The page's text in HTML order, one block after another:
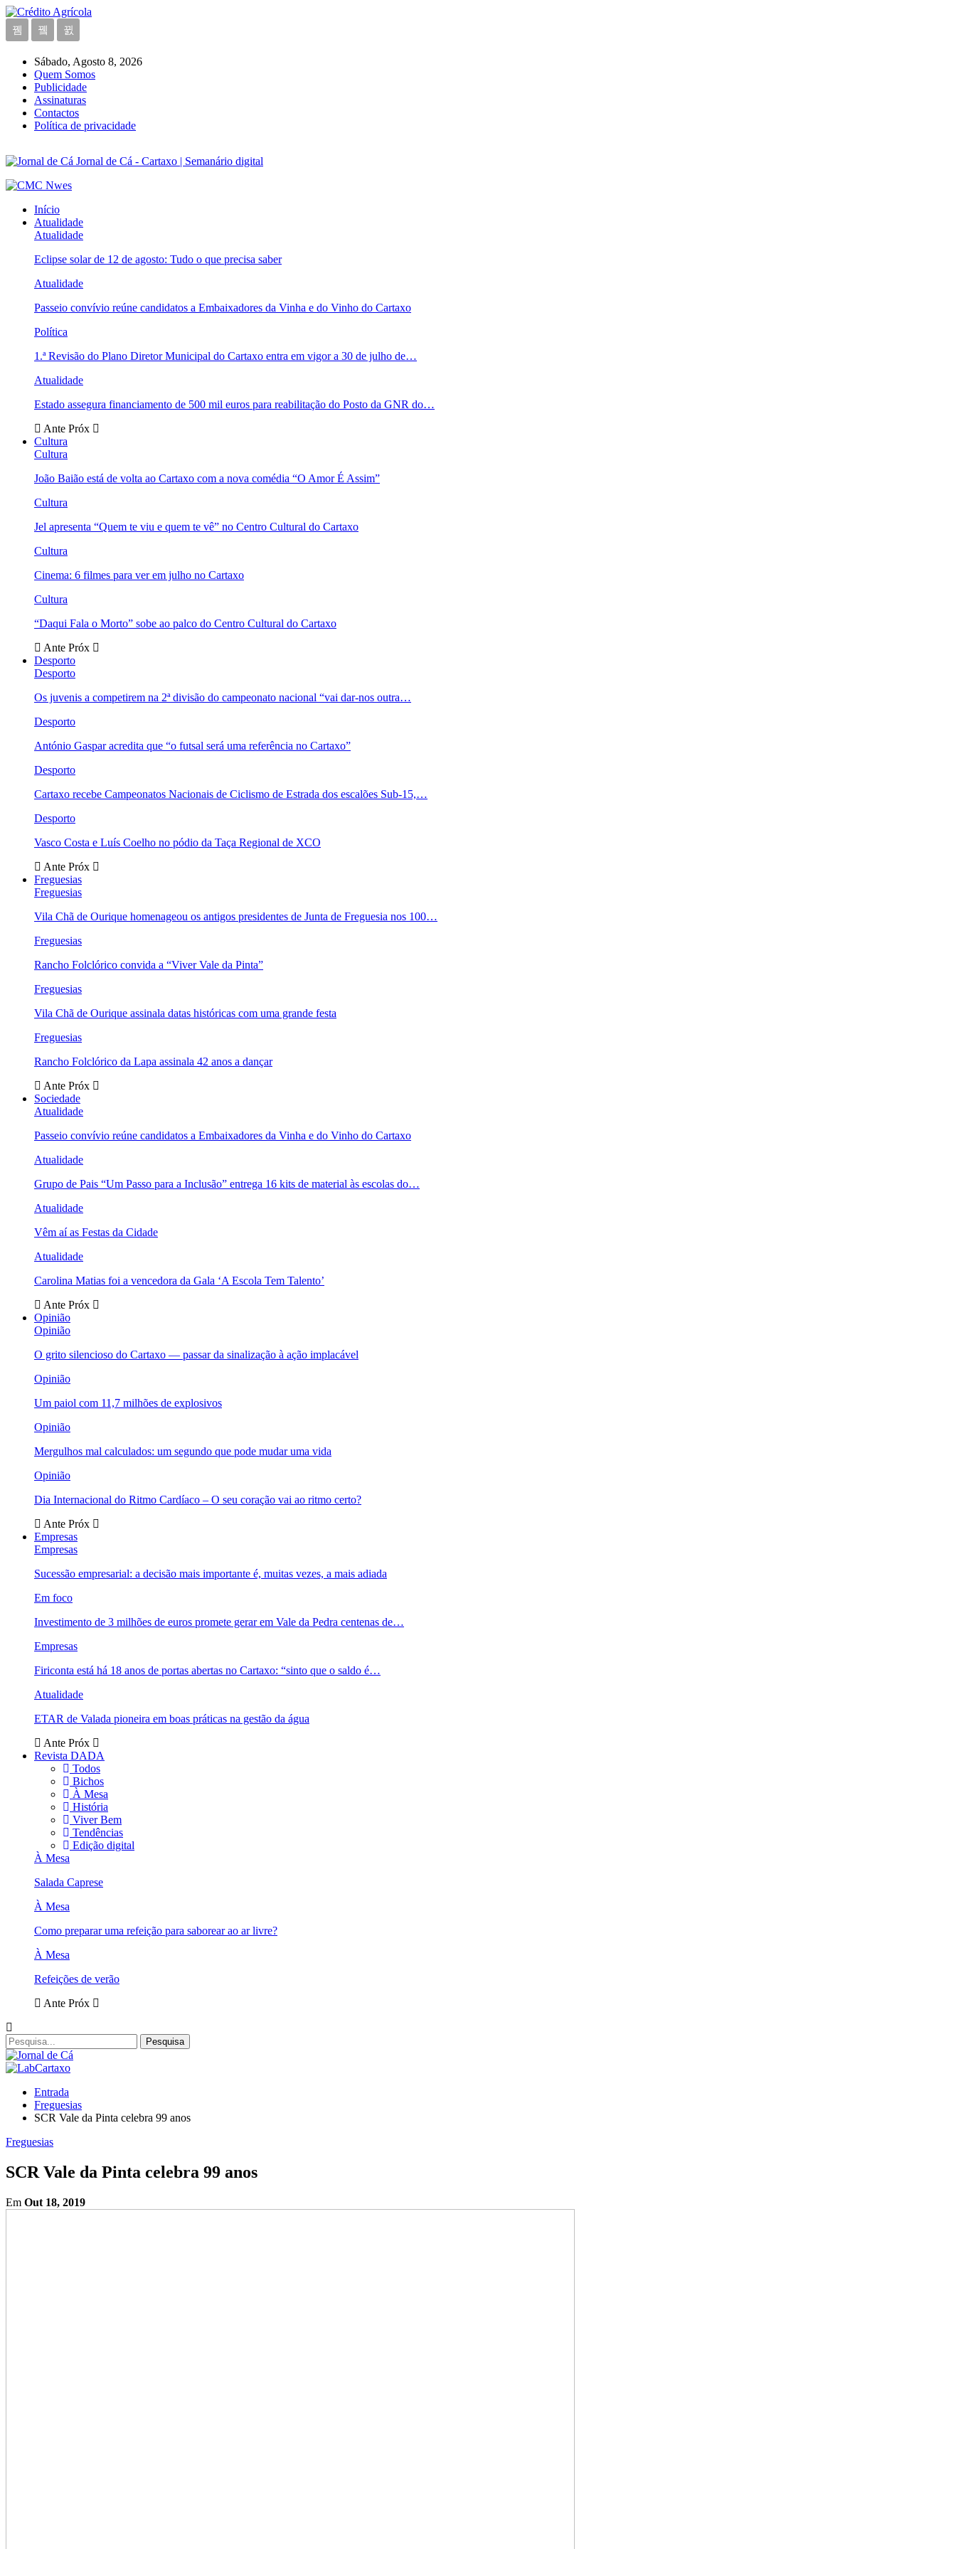
Sábado, Agosto 8, 2026
Quem Somos
Publicidade
Assinaturas
Contactos
Política de privacidade
Jornal de Cá - Cartaxo | Semanário digital
Início
Atualidade
Atualidade
Eclipse solar de 12 de agosto: Tudo o que precisa saber
Atualidade
Passeio convívio reúne candidatos a Embaixadores da Vinha e do Vinho do Cartaxo
Política
1.ª Revisão do Plano Diretor Municipal do Cartaxo entra em vigor a 30 de julho de…
Atualidade
Estado assegura financiamento de 500 mil euros para reabilitação do Posto da GNR do…
Ante Próx
Cultura
Cultura
João Baião está de volta ao Cartaxo com a nova comédia “O Amor É Assim”
Cultura
Jel apresenta “Quem te viu e quem te vê” no Centro Cultural do Cartaxo
Cultura
Cinema: 6 filmes para ver em julho no Cartaxo
Cultura
“Daqui Fala o Morto” sobe ao palco do Centro Cultural do Cartaxo
Ante Próx
Desporto
Desporto
Os juvenis a competirem na 2ª divisão do campeonato nacional “vai dar-nos outra…
Desporto
António Gaspar acredita que “o futsal será uma referência no Cartaxo”
Desporto
Cartaxo recebe Campeonatos Nacionais de Ciclismo de Estrada dos escalões Sub-15,…
Desporto
Vasco Costa e Luís Coelho no pódio da Taça Regional de XCO
Ante Próx
Freguesias
Freguesias
Vila Chã de Ourique homenageou os antigos presidentes de Junta de Freguesia nos 100…
Freguesias
Rancho Folclórico convida a “Viver Vale da Pinta”
Freguesias
Vila Chã de Ourique assinala datas históricas com uma grande festa
Freguesias
Rancho Folclórico da Lapa assinala 42 anos a dançar
Ante Próx
Sociedade
Atualidade
Passeio convívio reúne candidatos a Embaixadores da Vinha e do Vinho do Cartaxo
Atualidade
Grupo de Pais “Um Passo para a Inclusão” entrega 16 kits de material às escolas do…
Atualidade
Vêm aí as Festas da Cidade
Atualidade
Carolina Matias foi a vencedora da Gala ‘A Escola Tem Talento’
Ante Próx
Opinião
Opinião
O grito silencioso do Cartaxo — passar da sinalização à ação implacável
Opinião
Um paiol com 11,7 milhões de explosivos
Opinião
Mergulhos mal calculados: um segundo que pode mudar uma vida
Opinião
Dia Internacional do Ritmo Cardíaco – O seu coração vai ao ritmo certo?
Ante Próx
Empresas
Empresas
Sucessão empresarial: a decisão mais importante é, muitas vezes, a mais adiada
Em foco
Investimento de 3 milhões de euros promete gerar em Vale da Pedra centenas de…
Empresas
Firiconta está há 18 anos de portas abertas no Cartaxo: “sinto que o saldo é…
Atualidade
ETAR de Valada pioneira em boas práticas na gestão da água
Ante Próx
Revista DADA
Todos
Bichos
À Mesa
História
Viver Bem
Tendências
Edição digital
À Mesa
Salada Caprese
À Mesa
Como preparar uma refeição para saborear ao ar livre?
À Mesa
Refeições de verão
Ante Próx
Entrada
Freguesias
SCR Vale da Pinta celebra 99 anos
Freguesias
SCR Vale da Pinta celebra 99 anos
Em Out 18, 2019